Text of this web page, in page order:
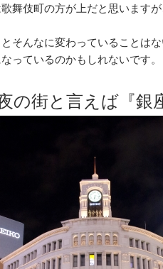
舞伎町の方が上だと思います
そんなに変わっていることは
っているのかもしれないです。
の街と言えば『銀